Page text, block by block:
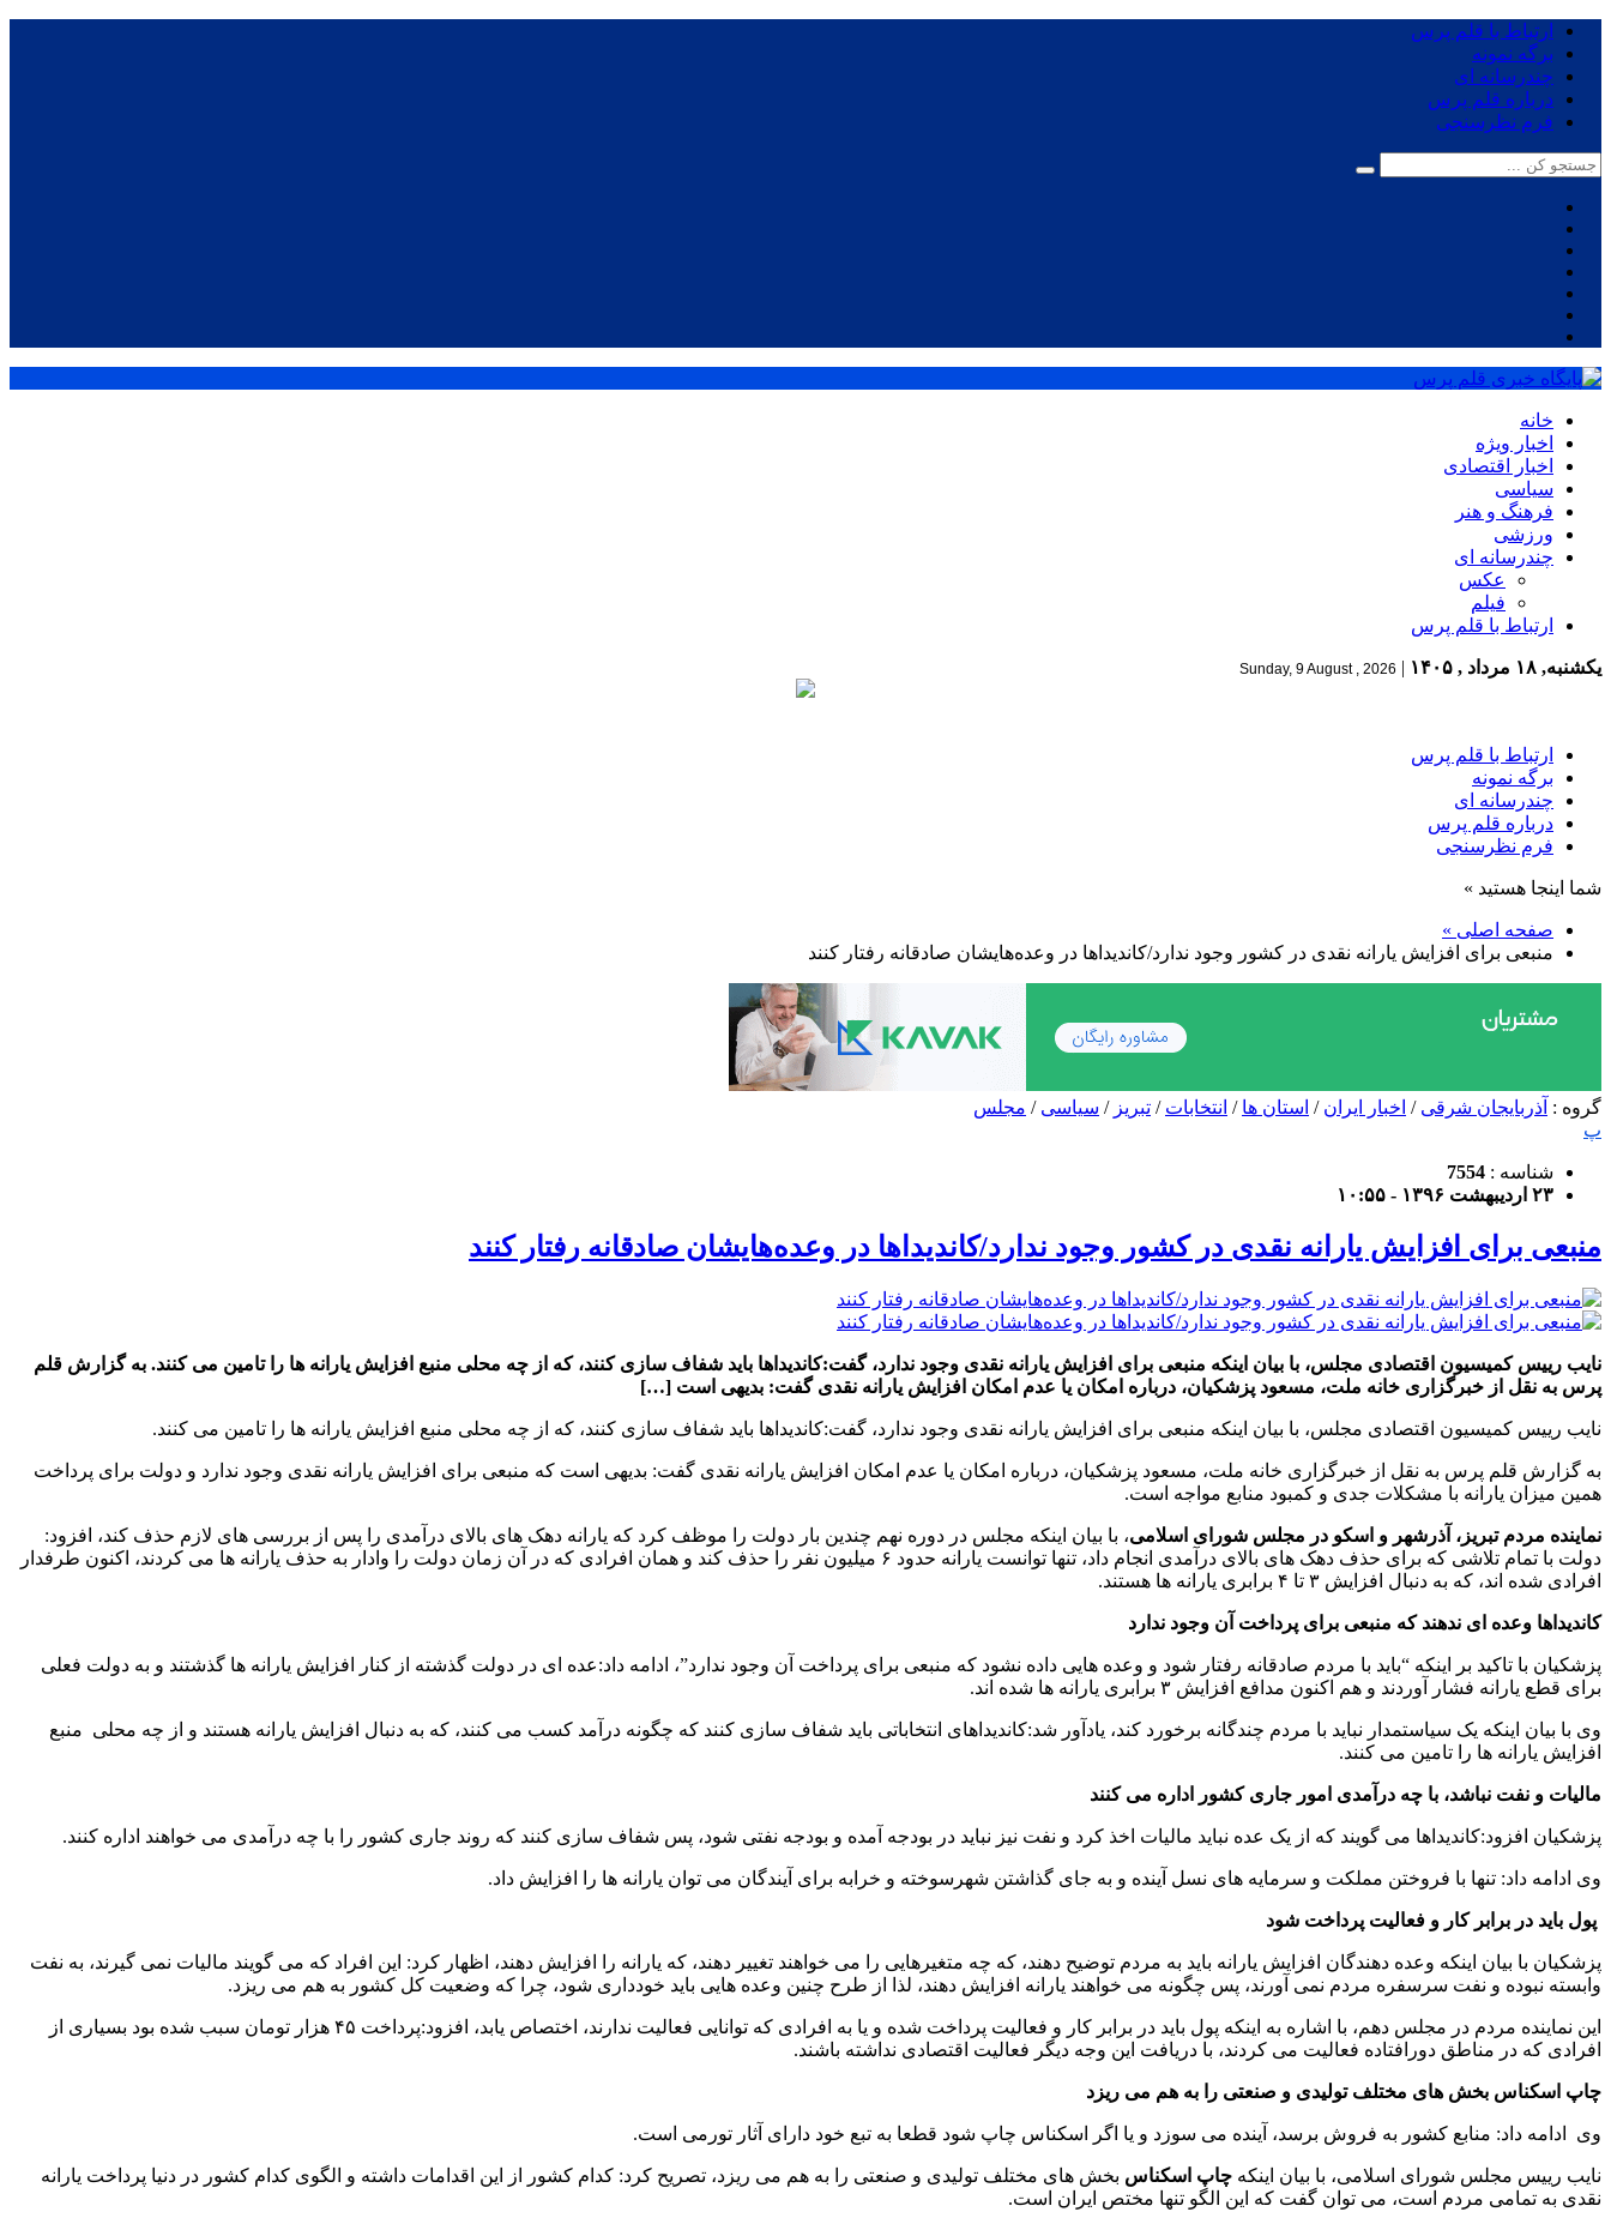
ارتباط با قلم پرس
برگه نمونه
چندرسانه ای
درباره قلم پرس
فرم نظرسنجی
خانه
اخبار ویژه
اخبار اقتصادی
سیاسی
فرهنگ و هنر
ورزشی
چندرسانه ای
عکس
فیلم
ارتباط با قلم پرس
یکشنبه, ۱۸ مرداد , ۱۴۰۵ |
Sunday, 9 August , 2026
ارتباط با قلم پرس
برگه نمونه
چندرسانه ای
درباره قلم پرس
فرم نظرسنجی
شما اینجا هستید »
صفحه اصلی »
منبعی برای افزایش یارانه نقدی در کشور وجود ندارد/کاندیداها در وعده‌هایشان صادقانه رفتار کنند
گروه : آذربایجان شرقی / اخبار ایران / استان ها / انتخابات / تبریز / سیاسی / مجلس
پ
شناسه : 7554
۲۳ اردیبهشت ۱۳۹۶ - ۱۰:۵۵
منبعی برای افزایش یارانه نقدی در کشور وجود ندارد/کاندیداها در وعده‌هایشان صادقانه رفتار کنند
نایب رییس کمیسیون اقتصادی مجلس، با بیان اینکه منبعی برای افزایش یارانه نقدی وجود ندارد، گفت:کاندیداها باید شفاف سازی کنند، که از چه محلی منبع افزایش یارانه ها را تامین می کنند. به گزارش قلم
پرس به نقل از خبرگزاری خانه ملت، مسعود پزشکیان، درباره امکان یا عدم امکان افزایش یارانه نقدی گفت: بدیهی است […]
نایب رییس کمیسیون اقتصادی مجلس، با بیان اینکه منبعی برای افزایش یارانه نقدی وجود ندارد، گفت:کاندیداها باید شفاف سازی کنند، که از چه محلی منبع افزایش یارانه ها را تامین می کنند.
به گزارش قلم پرس به نقل از خبرگزاری خانه ملت، مسعود پزشکیان، درباره امکان یا عدم امکان افزایش یارانه نقدی گفت: بدیهی است که منبعی برای افزایش یارانه نقدی وجود ندارد و دولت برای پرداخت
همین میزان یارانه با مشکلات جدی و کمبود منابع مواجه است.
نماینده مردم تبریز، آذرشهر و اسکو در مجلس شورای اسلامی، با بیان اینکه مجلس در دوره نهم چندین بار دولت را موظف کرد که یارانه دهک های بالای درآمدی را پس از بررسی های لازم حذف کند، افزود:
دولت با تمام تلاشی که برای حذف دهک های بالای درآمدی انجام داد، تنها توانست یارانه حدود ۶ میلیون نفر را حذف کند و همان افرادی که در آن زمان دولت را وادار به حذف یارانه ها می کردند، اکنون طرفدار
افرادی شده اند، که به دنبال افزایش ۳ تا ۴ برابری یارانه ها هستند.
کاندیداها وعده ای ندهند که منبعی برای پرداخت آن وجود ندارد
پزشکیان با تاکید بر اینکه “باید با مردم صادقانه رفتار شود و وعده هایی داده نشود که منبعی برای پرداخت آن وجود ندارد”، ادامه داد:عده ای در دولت گذشته از کنار افزایش یارانه ها گذشتند و به دولت فعلی
برای قطع یارانه فشار آوردند و هم اکنون مدافع افزایش ۳ برابری یارانه ها شده اند.
وی با بیان اینکه یک سیاستمدار نباید با مردم چندگانه برخورد کند، یادآور شد:کاندیداهای انتخاباتی باید شفاف سازی کنند که چگونه درآمد کسب می کنند، که به دنبال افزایش یارانه هستند و از چه محلی منبع
افزایش یارانه ها را تامین می کنند.
مالیات و نفت نباشد، با چه درآمدی امور جاری کشور اداره می کنند
پزشکیان افزود:کاندیداها می گویند که از یک عده نباید مالیات اخذ کرد و نفت نیز نباید در بودجه آمده و بودجه نفتی شود، پس شفاف سازی کنند که روند جاری کشور را با چه درآمدی می خواهند اداره کنند.
وی ادامه داد: تنها با فروختن مملکت و سرمایه های نسل آینده و به جای گذاشتن شهرسوخته و خرابه برای آیندگان می توان یارانه ها را افزایش داد.
پول باید در برابر کار و فعالیت پرداخت شود
پزشکیان با بیان اینکه وعده دهندگان افزایش یارانه باید به مردم توضیح دهند، که چه متغیرهایی را می خواهند تغییر دهند، که یارانه را افزایش دهند، اظهار کرد: این افراد که می گویند مالیات نمی گیرند، به نفت
وابسته نبوده و نفت سرسفره مردم نمی آورند، پس چگونه می خواهند یارانه افزایش دهند، لذا از طرح چنین وعده هایی باید خودداری شود، چرا که وضعیت کل کشور به هم می ریزد.
این نماینده مردم در مجلس دهم، با اشاره به اینکه پول باید در برابر کار و فعالیت پرداخت شده و یا به افرادی که توانایی فعالیت ندارند، اختصاص یابد، افزود:پرداخت ۴۵ هزار تومان سبب شده بود بسیاری از
افرادی که در مناطق دورافتاده فعالیت می کردند، با دریافت این وجه دیگر فعالیت اقتصادی نداشته باشند.
چاپ اسکناس بخش های مختلف تولیدی و صنعتی را به هم می ریزد
وی ادامه داد: منابع کشور به فروش برسد، آینده می سوزد و یا اگر اسکناس چاپ شود قطعا به تبع خود دارای آثار تورمی است.
نایب رییس مجلس شورای اسلامی، با بیان اینکه چاپ اسکناس بخش های مختلف تولیدی و صنعتی را به هم می ریزد، تصریح کرد: کدام کشور از این اقدامات داشته و الگوی کدام کشور در دنیا پرداخت یارانه
نقدی به تمامی مردم است، می توان گفت که این الگو تنها مختص ایران است.